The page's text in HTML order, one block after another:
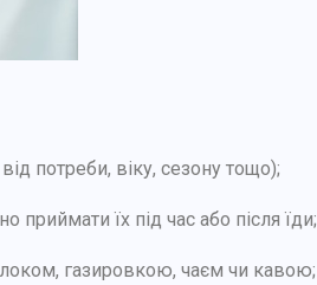
потреби, віку, сезону тощо);
приймати їх під час або після їди;
газировкою, чаєм чи кавою;